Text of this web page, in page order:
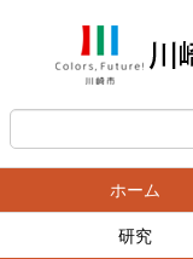
ホーム
研究